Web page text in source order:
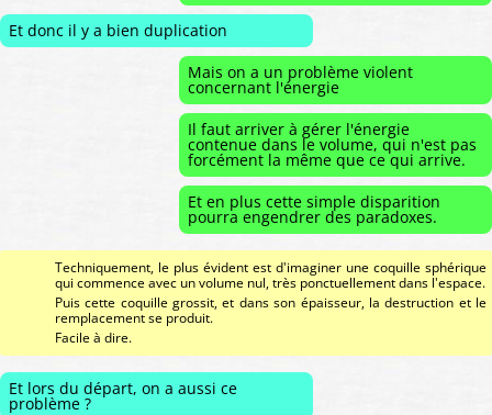
Et donc il y a bien duplication
Mais on a un problème violent
concernant l'énergie
Il faut arriver à gérer l'énergie
contenue dans le volume, qui n'est pas
forcément la même que ce qui arrive.
Et en plus cette simple disparition
pourra engendrer des paradoxes.
Techniquement, le plus évident est d'imaginer une coquille sphérique
qui commence avec un volume nul, très ponctuellement dans l'espace.
Puis cette coquille grossit, et dans son épaisseur, la destruction et le
remplacement se produit.
Facile à dire.
Et lors du départ, on a aussi ce
problème ?